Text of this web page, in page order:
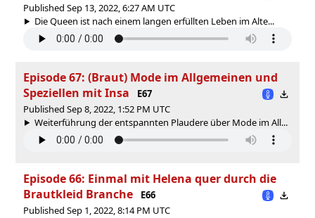
Published Sep 13, 2022, 6:27 AM UTC
Die Queen ist nach einem langen erfüllten Leben im Alte...
Episode 67: (Braut) Mode im Allgemeinen und
Speziellen mit Insa
E67
Published Sep 8, 2022, 1:52 PM UTC
Weiterführung der entspannten Plaudere über Mode im All...
Episode 66: Einmal mit Helena quer durch die
Brautkleid Branche
E66
Published Sep 1, 2022, 8:14 PM UTC